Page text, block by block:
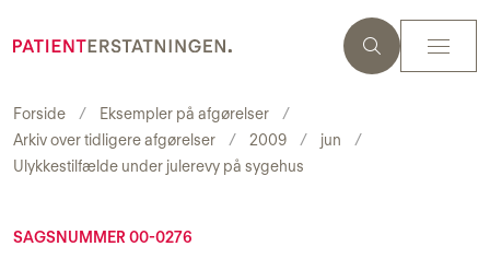
Forside
Eksempler på afgørelser
Arkiv over tidligere afgørelser
2009
jun
Ulykkestilfælde under julerevy på sygehus
SAGSNUMMER 00-0276